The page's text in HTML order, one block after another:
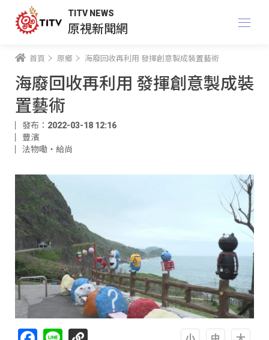
TITV NEWS
原視新聞網
首頁 原鄉 海廢回收再利用 發揮創意製成裝置藝術
海廢回收再利用 發揮創意製成裝
置藝術
發布：2022-03-18 12:16
豐濱
法物嘞‧給尚
Facebook
Line